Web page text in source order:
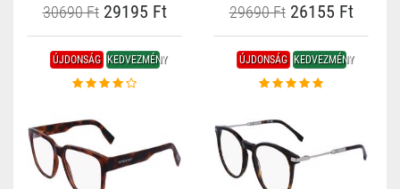
30690 Ft29195 Ft 29690 Ft26155 Ft
ÚJDONSÁG KEDVEZMÉNY ÚJDONSÁG KEDVEZMÉNY